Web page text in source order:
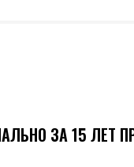
ЗА 15 ЛЕТ